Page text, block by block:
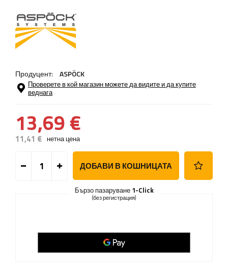
Продуцент: ASPÖCK
Проверете в кой магазин можете да видите и да купите
веднага
13,69 €
11,41 € нетна цена
ДОБАВИ В КОШНИЦАТА
Бързо пазаруване 1-Click
(без регистрация)